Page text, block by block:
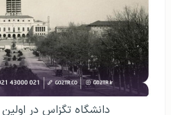
دانشگاه تگزاس در